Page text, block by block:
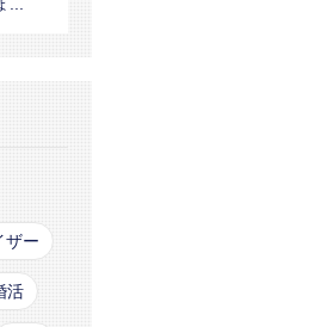
...
ザー
活